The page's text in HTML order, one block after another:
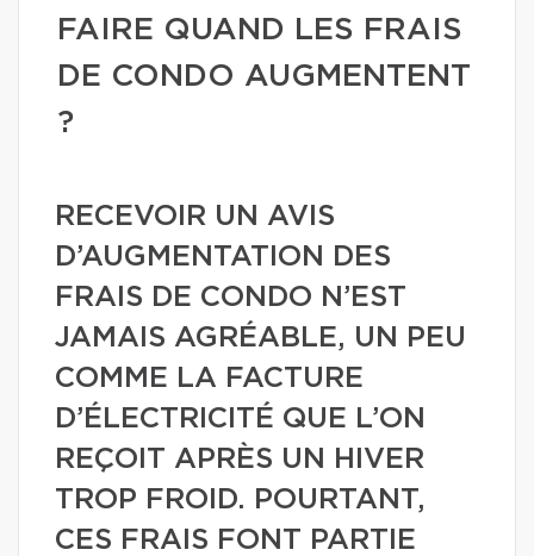
FAIRE QUAND LES FRAIS
DE CONDO AUGMENTENT
?
RECEVOIR UN AVIS
D’AUGMENTATION DES
FRAIS DE CONDO N’EST
JAMAIS AGRÉABLE, UN PEU
COMME LA FACTURE
D’ÉLECTRICITÉ QUE L’ON
REÇOIT APRÈS UN HIVER
TROP FROID. POURTANT,
CES FRAIS FONT PARTIE